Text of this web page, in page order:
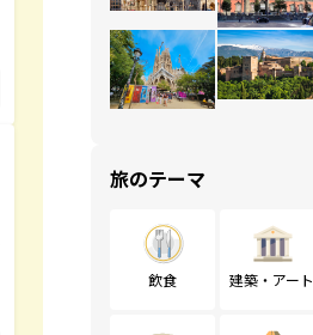
旅のテーマ
飲食 建築・アート